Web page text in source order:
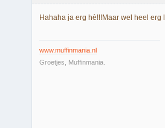
Hahaha ja erg hè!!!Maar wel heel erg
www.muffinmania.nl
Groetjes, Muffinmania.